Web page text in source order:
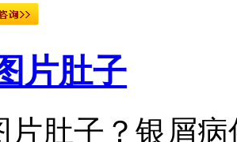
片肚子
片肚子？银屑